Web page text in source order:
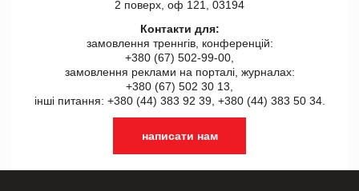
2 поверх, оф 121, 03194
Контакти для:
замовлення треннгів, конференцій:
+380 (67) 502-99-00,
замовлення реклами на порталі, журналах:
+380 (67) 502 30 13,
інші питання: +380 (44) 383 92 39, +380 (44) 383 50 34.
написати нам